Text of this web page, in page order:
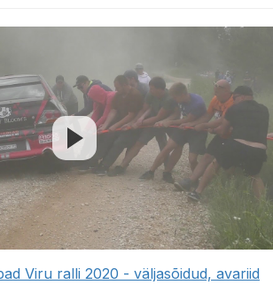
Viru ralli 2020 - väljasõidud, avariid